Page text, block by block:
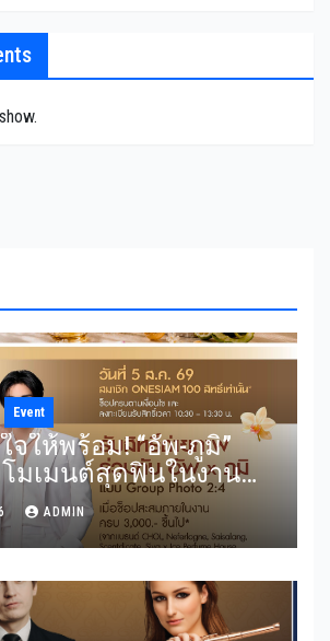
Event
จให้พร้อม! “อัพ-ภูมิ”
มเมนต์สุดฟินในงาน
OF SIAM” ลุ้น Group
กล้ชิด 5 สิงหาคมนี้
ADMIN